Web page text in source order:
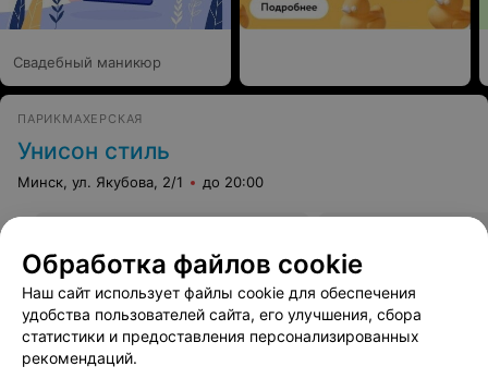
Свадебный маникюр
ПАРИКМАХЕРСКАЯ
Унисон стиль
Минск, ул. Якубова, 2/1 до 20:00
Цена по запросу
Свадебный
Цена по запросу
Обработка файлов cookie
Наш сайт использует файлы cookie для обеспечения
удобства пользователей сайта, его улучшения, сбора
статистики и предоставления персонализированных
рекомендаций.